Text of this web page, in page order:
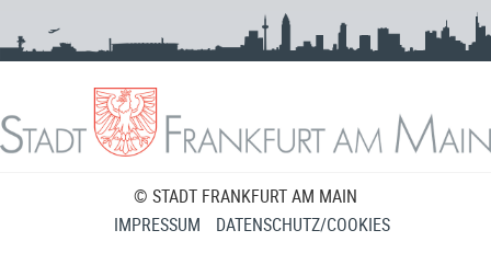
© STADT FRANKFURT AM MAIN
IMPRESSUM
DATENSCHUTZ/COOKIES